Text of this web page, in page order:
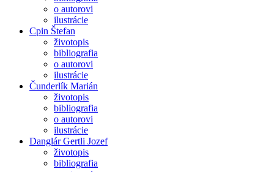
o autorovi
ilustrácie
Cpin Štefan
životopis
bibliografia
o autorovi
ilustrácie
Čunderlík Marián
životopis
bibliografia
o autorovi
ilustrácie
Danglár Gertli Jozef
životopis
bibliografia